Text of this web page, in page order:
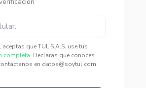
que TUL S.A.S. use tus
completa. Declaras que conoces
en datos@soytul.com